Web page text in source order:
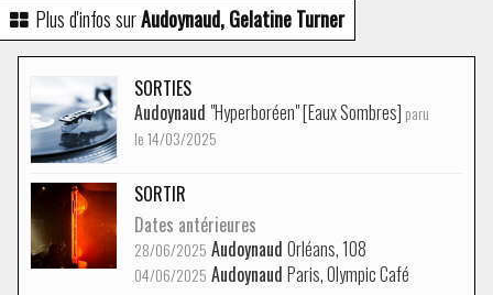
Plus d'infos surAudoynaud, Gelatine Turner
SORTIES
Audoynaud "Hyperboréen" [Eaux Sombres] paru
le 14/03/2025
SORTIR
Dates antérieures
28/06/2025 Audoynaud Orléans, 108
04/06/2025 Audoynaud Paris, Olympic Café